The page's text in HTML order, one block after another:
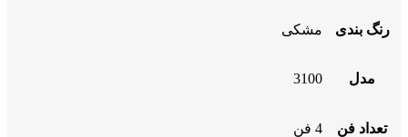
رنگ بندی مشکی
مدل 3100
تعداد فن 4 فن